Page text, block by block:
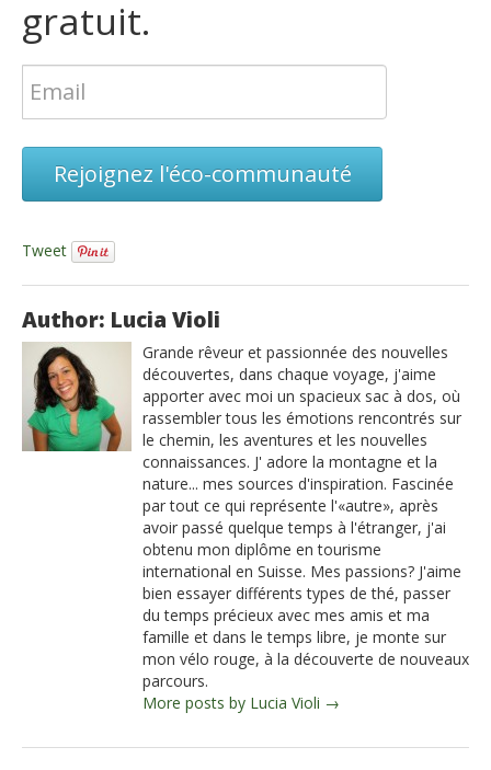
gratuit.
Rejoignez l'éco-communauté
Tweet
Author: Lucia Violi
Grande rêveur et passionnée des nouvelles
découvertes, dans chaque voyage, j'aime
apporter avec moi un spacieux sac à dos, où
rassembler tous les émotions rencontrés sur
le chemin, les aventures et les nouvelles
connaissances. J' adore la montagne et la
nature... mes sources d'inspiration. Fascinée
par tout ce qui représente l'«autre», après
avoir passé quelque temps à l'étranger, j'ai
obtenu mon diplôme en tourisme
international en Suisse. Mes passions? J'aime
bien essayer différents types de thé, passer
du temps précieux avec mes amis et ma
famille et dans le temps libre, je monte sur
mon vélo rouge, à la découverte de nouveaux
parcours.
More posts by Lucia Violi →